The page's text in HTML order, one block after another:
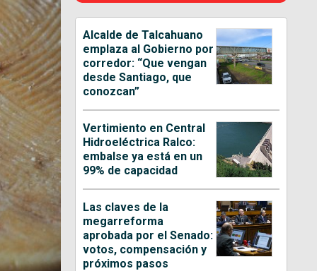
Alcalde de Talcahuano
emplaza al Gobierno por
corredor: “Que vengan
desde Santiago, que
conozcan”
Vertimiento en Central
Hidroeléctrica Ralco:
embalse ya está en un
99% de capacidad
Las claves de la
megarreforma
aprobada por el Senado:
votos, compensación y
próximos pasos